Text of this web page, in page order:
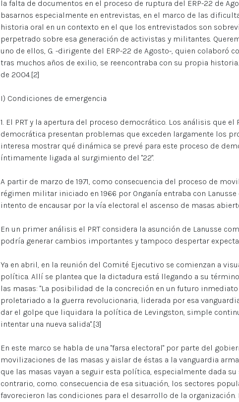
la falta de documentos en el proceso de ruptura del ERP-22 de
basarnos especialmente en entrevistas, en el marco de las
historia oral en un contexto en el que los entrevistados son
perpetrado sobre esa generación de activistas y militantes.
uno de ellos, G. -dirigente del ERP-22 de Agosto-, quien colaboró
tras muchos años de exilio, se reencontraba con su propia
de 2004.[2]
I) Condiciones de emergencia
1. El PRT y la apertura del proceso democrático. Los análisis que el
democrática presentan problemas que exceden largamente los
interesa mostrar qué dinámica se prevé para este proceso de
íntimamente ligada al surgimiento del "22".
A partir de marzo de 1971, como consecuencia del proceso de
régimen militar iniciado en 1966 por Onganía entraba con
intento de encausar por la vía electoral el ascenso de masas
En un primer análisis el PRT considera la asunción de Lanusse
podría generar cambios importantes y tampoco despertar
Ya en abril, en la reunión del Comité Ejecutivo se comienzan a
política. Allí se plantea que la dictadura está llegando a su
las masas: "La posibilidad de la concreción en un futuro
proletariado a la guerra revolucionaria, liderada por esa
dar el golpe que liquidara la política de Levingston, simple
intentar una nueva salida".[3]
En este marco se habla de una "farsa electoral" por parte del
movilizaciones de las masas y aislar de éstas a la vanguardia
que las masas vayan a seguir esta política, especialmente dada
contrario, como. consecuencia de esa situación, los sectores
favorecieron las condiciones para el desarrollo de la